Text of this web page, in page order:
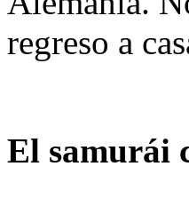
regreso a
El samurái